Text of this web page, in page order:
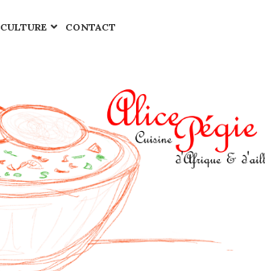
CULTURE CONTACT